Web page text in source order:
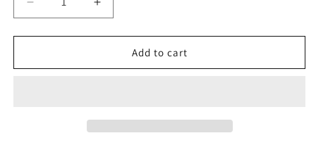
Decrease
quantity
for
Of
Increase
quantity
for
Of
Add to cart